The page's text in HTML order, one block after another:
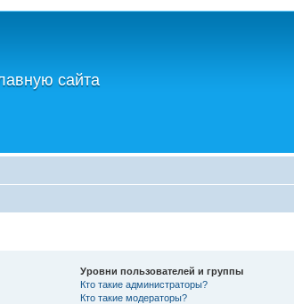
сайта
Уровни пользователей и группы
Кто такие администраторы?
Кто такие модераторы?